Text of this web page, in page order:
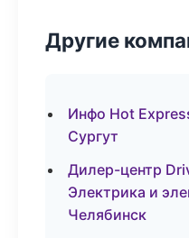
Другие
Инфо Hot
Сургут
Дилер-центр
Электрика и
Челябинск